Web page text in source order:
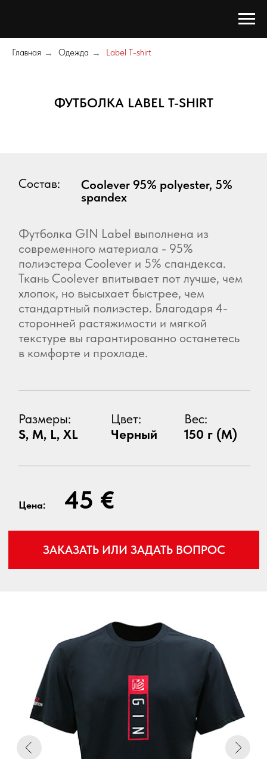
Главная → Одежда → Label T-shirt
ФУТБОЛКА LABEL T-SHIRT
45 €
S, M, L, XL
Размеры:
Черный
Цвет:
150 г (М)
Вес:
современного материала - 95%
полиэстера Coolever и 5% спандекса.
Ткань Coolever впитывает пот лучше, чем
сторонней растяжимости и мягкой
текстуре вы гарантированно останетесь
в комфорте и прохладе.
ЗАКАЗАТЬ ИЛИ ЗАДАТЬ ВОПРОС